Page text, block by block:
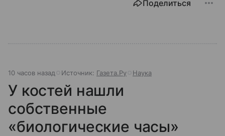
Поделиться
10 часов назад Источник: Газета.Ру Наука
У костей нашли
собственные
«биологические часы»